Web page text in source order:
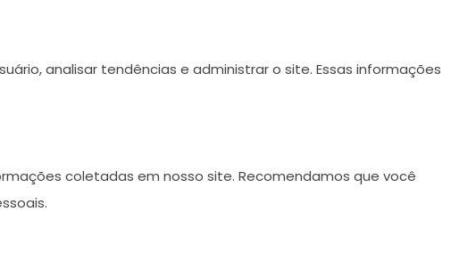
analisar tendências e administrar o site. Essas informações
coletadas em nosso site. Recomendamos que você